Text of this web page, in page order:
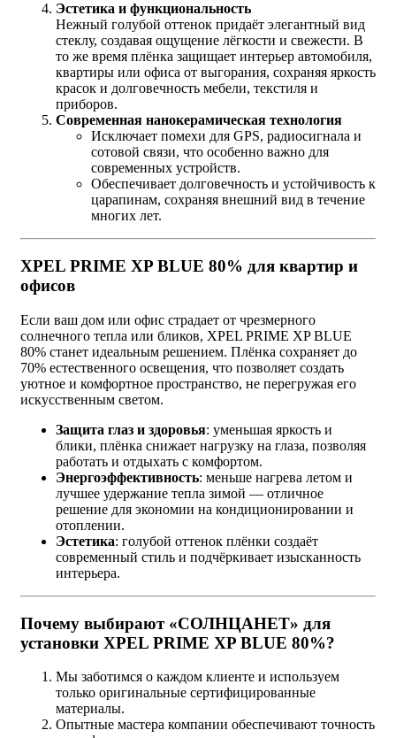
Эстетика и функциональность
Нежный голубой оттенок придаёт элегантный вид
стеклу, создавая ощущение лёгкости и свежести. В
то же время плёнка защищает интерьер автомобиля,
квартиры или офиса от выгорания, сохраняя яркость
красок и долговечность мебели, текстиля и
приборов.
Современная нанокерамическая технология
Исключает помехи для GPS, радиосигнала и
сотовой связи, что особенно важно для
современных устройств.
Обеспечивает долговечность и устойчивость к
царапинам, сохраняя внешний вид в течение
многих лет.
XPEL PRIME XP BLUE 80% для квартир и
офисов
Если ваш дом или офис страдает от чрезмерного
солнечного тепла или бликов, XPEL PRIME XP BLUE
80% станет идеальным решением. Плёнка сохраняет до
70% естественного освещения, что позволяет создать
уютное и комфортное пространство, не перегружая его
искусственным светом.
Защита глаз и здоровья: уменьшая яркость и
блики, плёнка снижает нагрузку на глаза, позволяя
работать и отдыхать с комфортом.
Энергоэффективность: меньше нагрева летом и
лучшее удержание тепла зимой — отличное
решение для экономии на кондиционировании и
отоплении.
Эстетика: голубой оттенок плёнки создаёт
современный стиль и подчёркивает изысканность
интерьера.
Почему выбирают «СОЛНЦАНЕТ» для
установки XPEL PRIME XP BLUE 80%?
Мы заботимся о каждом клиенте и используем
только оригинальные сертифицированные
материалы.
Опытные мастера компании обеспечивают точность